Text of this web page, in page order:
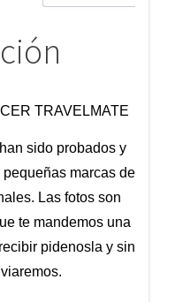
TRAVELMATE
sido probados y
marcas de
Las fotos son
te mandemos una
pidenosla y sin